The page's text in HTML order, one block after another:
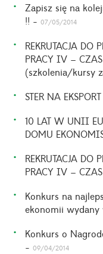
Zapisz się na
!! -07/05/2014
REKRUTACJA DO
PRACY IV –
(szkolenia/kursy
STER NA
10 LAT W UNII
DOMU
REKRUTACJA DO
PRACY IV –
Konkurs na
ekonomii
Konkurs o
-09/04/2014